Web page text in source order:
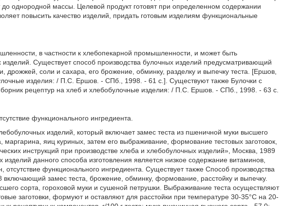
однородной массы. Целевой продукт готовят при определенном содержании
повысить качество изделий, придать готовым изделиям функциональные
в частности к хлебопекарной промышленности, и может быть
изделий. Существует способ производства булочных изделий предусматривающий
дрожжей, соли и сахара, его брожение, обминку, разделку и выпечку теста. [Ершов,
изделия: / П.С. Ершов. - СПб., 1998. - 61 с.]. Существуют также Булочки с
рецептур на хлеб и хлебобулочные изделия: / П.С. Ершов. - СПб., 1998. - 63 с.
функционального ингредиента.
изделий, который включает замес теста из пшеничной муки высшего
яиц куриных, затем его выбраживание, формование тестовых заготовок,
инструкций при производстве хлеба и хлебобулочных изделий», Москва, 1989
данного способа изготовления является низкое содержание витаминов,
функционального ингредиента. Существует также Способ производства
замес теста, брожение, обминку, формование, расстойку и выпечку.
сорта, гороховой муки и сушеной петрушки. Выбраживание теста осуществляют
заготовки, формуют и оставляют для расстойки при температуре 30-35°С на 20-